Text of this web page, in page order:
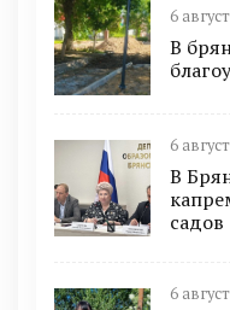
6
В
6
В
садов
6